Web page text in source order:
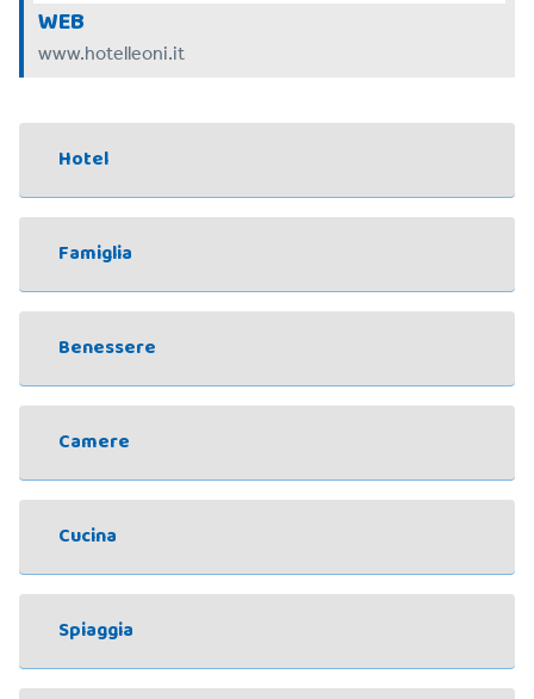
WEB
www.hotelleoni.it
Hotel
Famiglia
Benessere
Camere
Cucina
Spiaggia